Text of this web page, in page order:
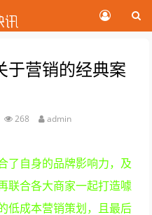
于营销的经典案
268 admin
了自身的品牌影响力，及
联合各大商家一起打造噱
低成本营销策划，且最后